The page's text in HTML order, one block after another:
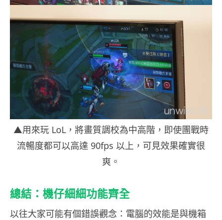
▲用來玩 LoL，將畫質調校為中高階，即使團戰時
流暢度都可以高達 90fps 以上，可見效果確實很
爽。
總結：機仔細細功能齊全
以往大家可能有個錯誤觀念：電腦的效能是與機箱